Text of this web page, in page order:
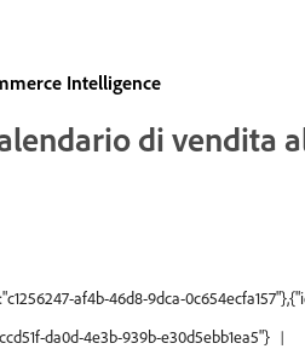
Intelligence
di vendita
af4b-46d8-9dca-
da0d-4e3b-939b-e30d5ebb1ea5"}